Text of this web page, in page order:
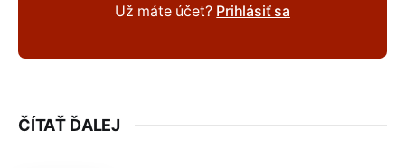
Už máte účet? Prihlásiť sa
ČÍTAŤ ĎALEJ